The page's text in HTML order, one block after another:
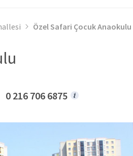
Özel Safari Çocuk Anaokulu
0 216 706 6875